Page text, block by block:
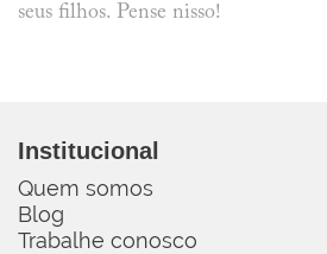
seus filhos. Pense nisso!
Institucional
Quem somos
Blog
Trabalhe conosco